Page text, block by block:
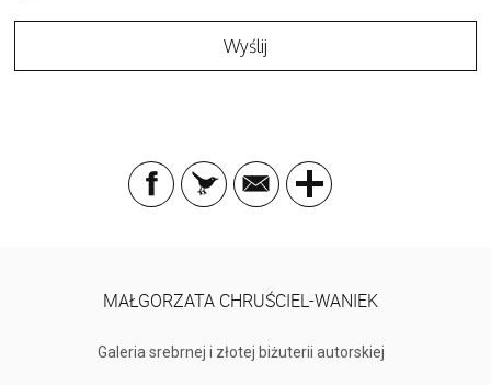
MAŁGORZATA CHRUŚCIEL-WANIEK
Galeria srebrnej i złotej biżuterii autorskiej